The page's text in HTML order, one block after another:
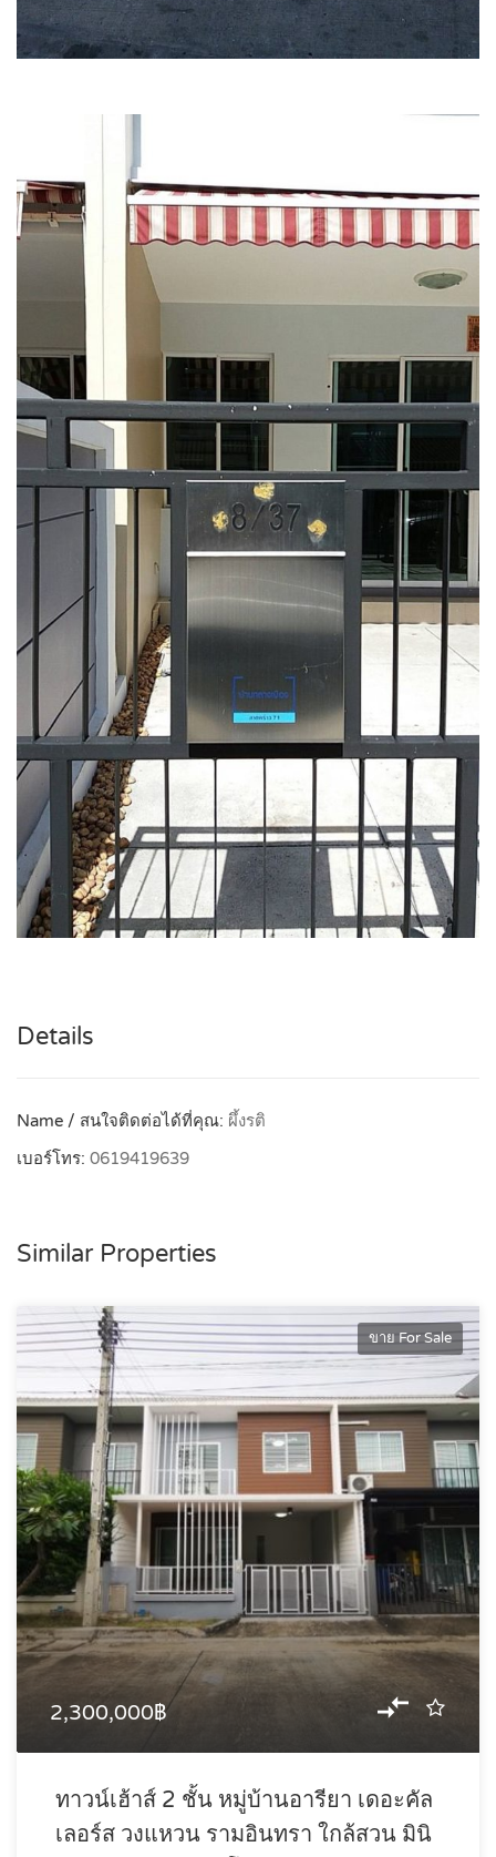
Details
Name / สนใจติดต่อได้ที่คุณ: ผึ้งรติ
เบอร์โทร: 0619419639
Similar Properties
ขาย For Sale
2,300,000฿
ทาวน์เฮ้าส์ 2 ชั้น หมู่บ้านอารียา เดอะคัล
เลอร์ส วงแหวน รามอินทรา ใกล้สวน มินิ